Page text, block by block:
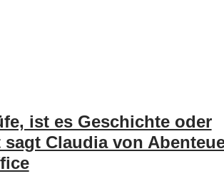
ist es Geschichte oder
sagt Claudia von